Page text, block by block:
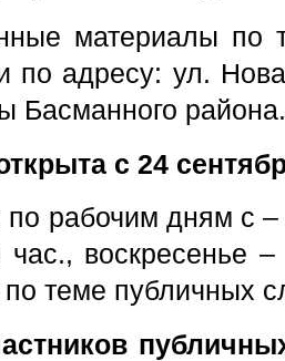
материалы по
по адресу: ул.
Басманного района.
с 24
рабочим дням с –
воскресенье
по теме публичных